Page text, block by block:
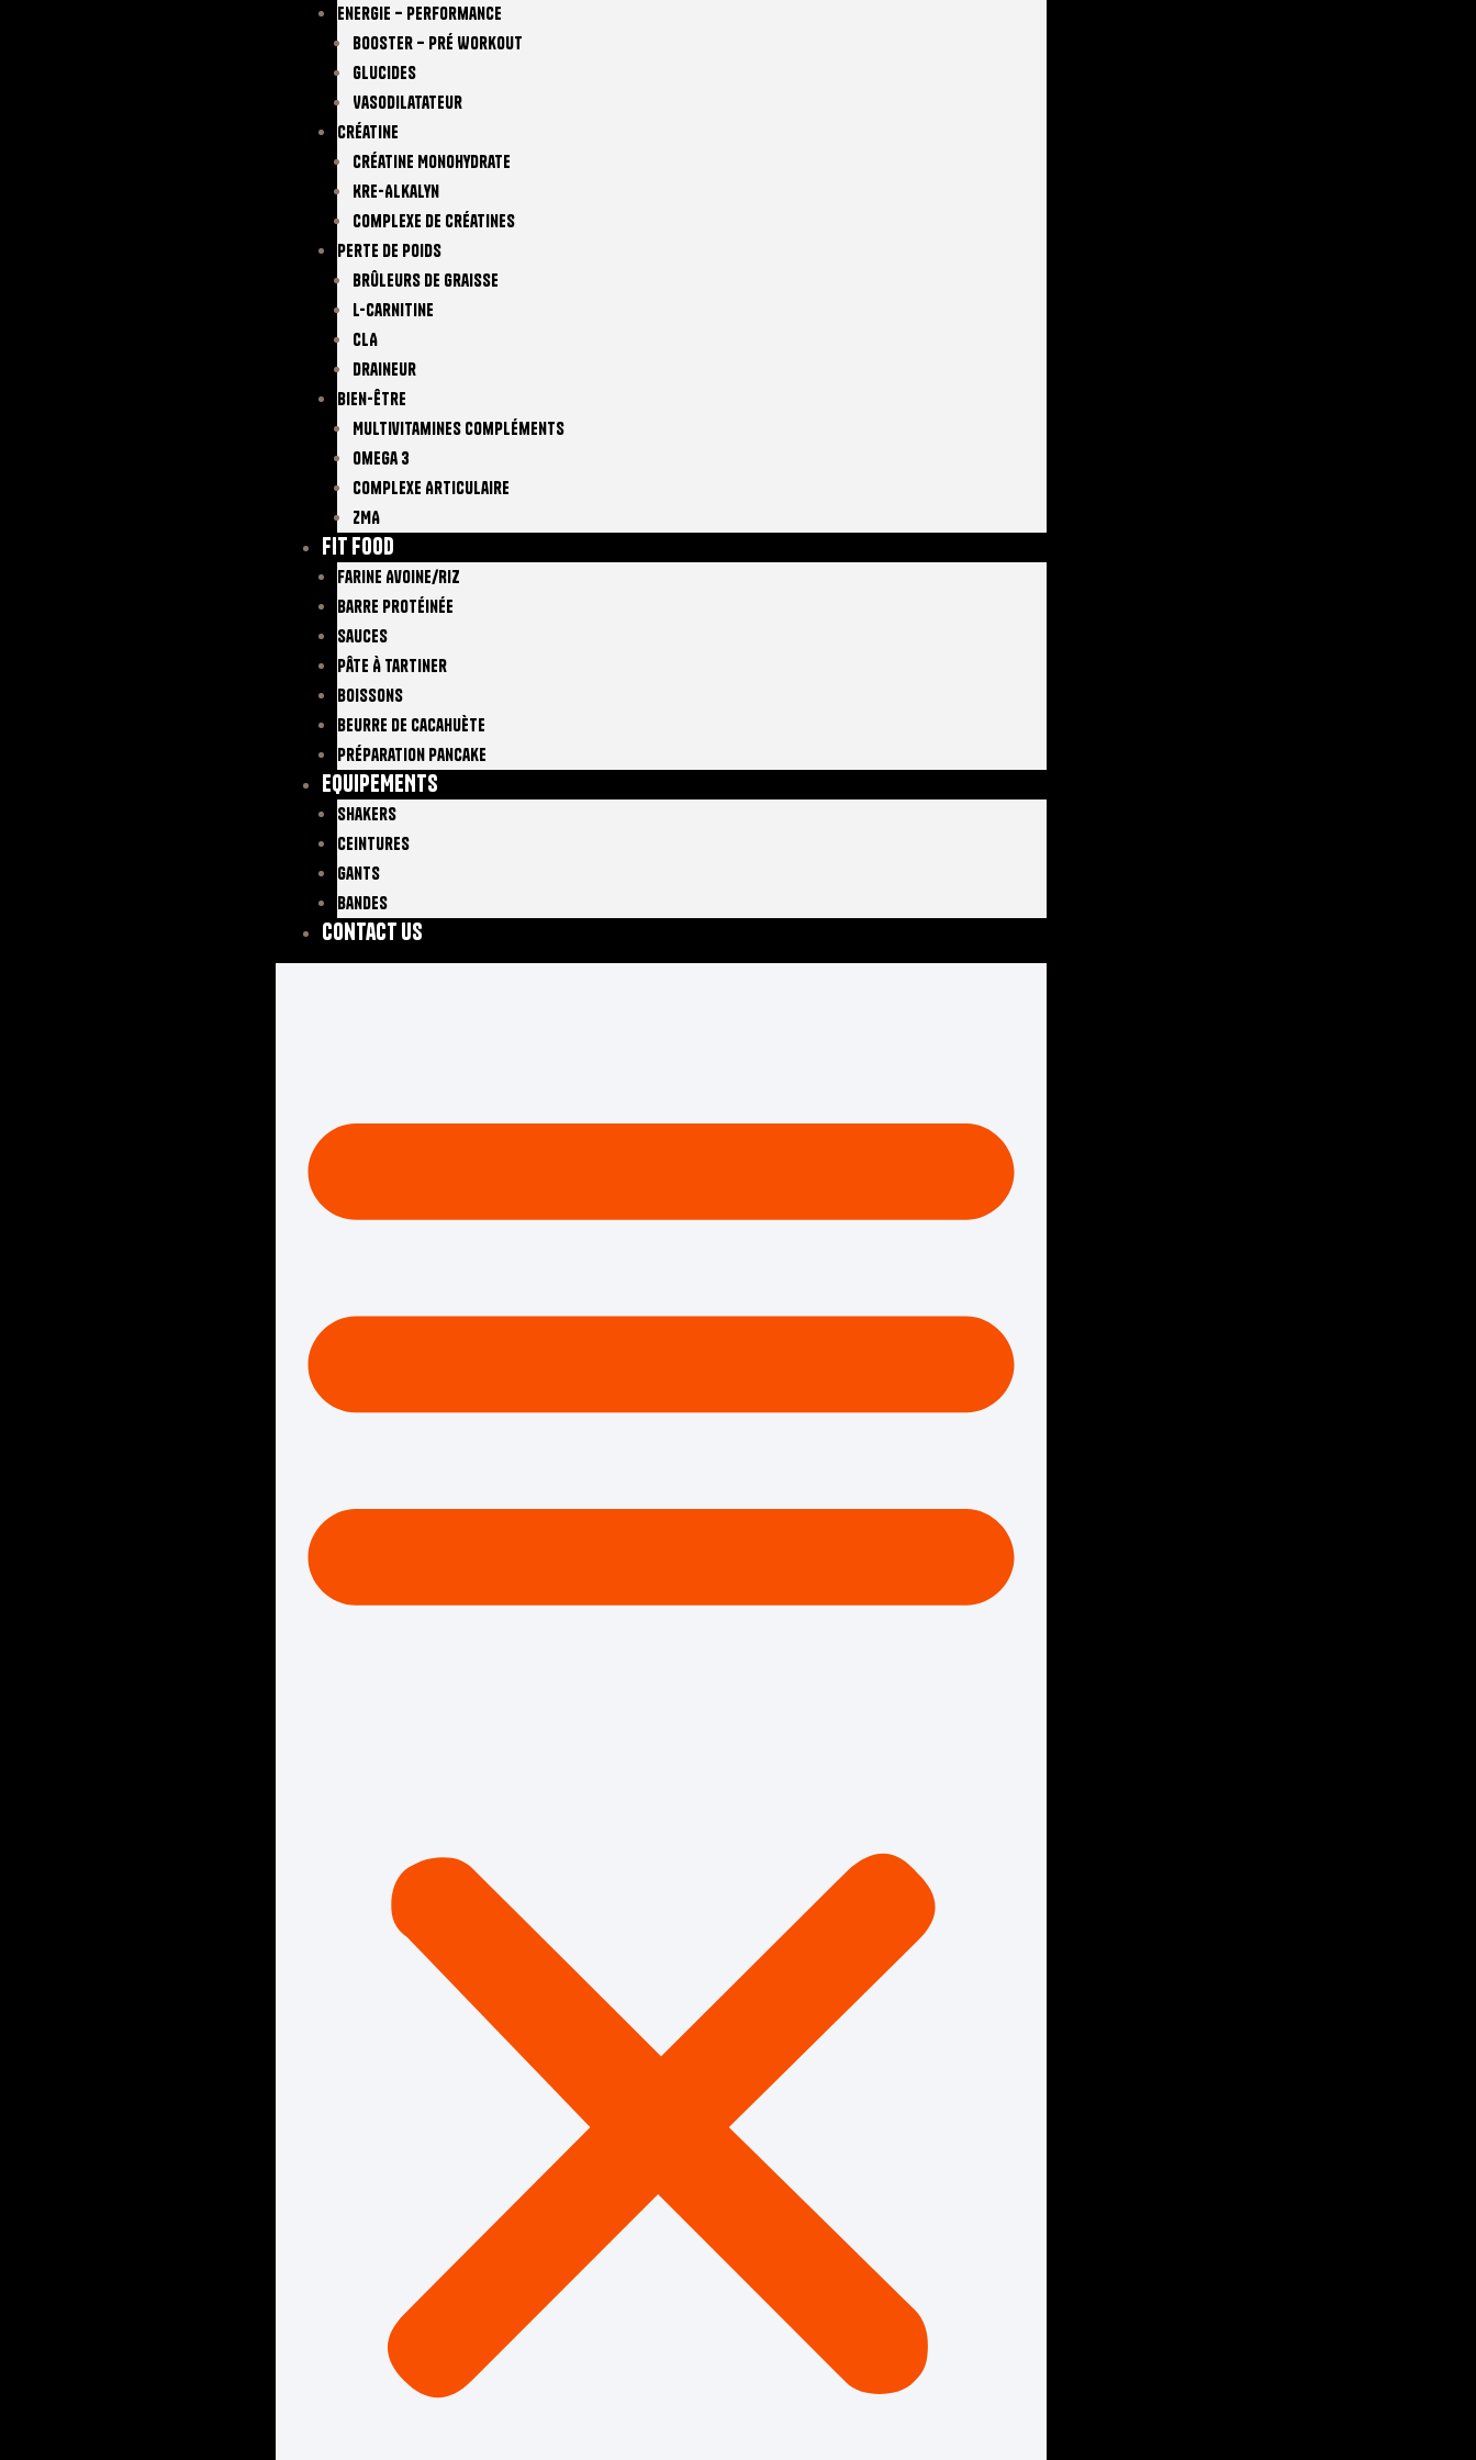
Energie – Performance
Booster – Pré Workout
Glucides
Vasodilatateur
Créatine
Créatine Monohydrate
Kre-Alkalyn
Complexe De Créatines
Perte De Poids
Brûleurs De Graisse
L-Carnitine
CLA
Draineur
Bien-Être
Multivitamines Compléments
Omega 3
Complexe Articulaire
ZMA
FIT FOOD
Farine Avoine/Riz
Barre Protéinée
Sauces
Pâte À Tartiner
Boissons
Beurre De Cacahuète
Préparation Pancake
EQUIPEMENTS
Shakers
Ceintures
Gants
Bandes
Contact Us